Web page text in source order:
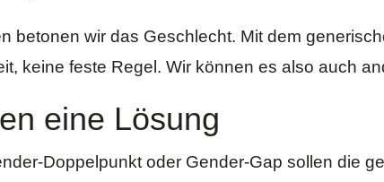
betonen wir das Geschlecht. Mit dem
keine feste Regel. Wir können es also auch
eine Lösung
Doppelpunkt oder Gender-Gap sollen die